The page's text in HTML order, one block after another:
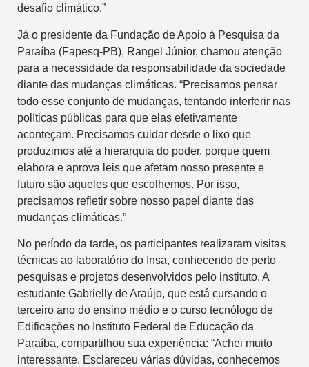
desafio climático.”
Já o presidente da Fundação de Apoio à Pesquisa da
Paraíba (Fapesq-PB), Rangel Júnior, chamou atenção
para a necessidade da responsabilidade da sociedade
diante das mudanças climáticas. “Precisamos pensar
todo esse conjunto de mudanças, tentando interferir nas
políticas públicas para que elas efetivamente
aconteçam. Precisamos cuidar desde o lixo que
produzimos até a hierarquia do poder, porque quem
elabora e aprova leis que afetam nosso presente e
futuro são aqueles que escolhemos. Por isso,
precisamos refletir sobre nosso papel diante das
mudanças climáticas.”
No período da tarde, os participantes realizaram visitas
técnicas ao laboratório do Insa, conhecendo de perto
pesquisas e projetos desenvolvidos pelo instituto. A
estudante Gabrielly de Araújo, que está cursando o
terceiro ano do ensino médio e o curso tecnólogo de
Edificações no Instituto Federal de Educação da
Paraíba, compartilhou sua experiência: “Achei muito
interessante. Esclareceu várias dúvidas, conhecemos